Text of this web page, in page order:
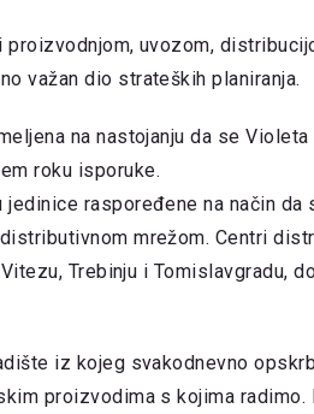
uvozom,
važan dio strateških planiranja.
na nastojanju da se
roku isporuke.
raspoređene na način da
mrežom. Centri
Trebinju i Tomislavgradu,
iz kojeg svakodnevno
proizvodima s kojima radimo.